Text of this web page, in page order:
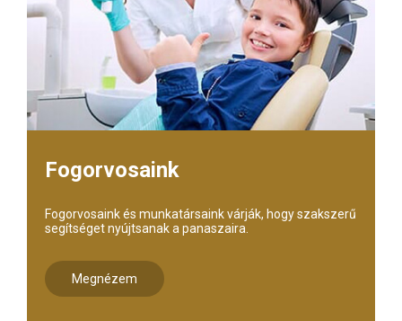
Fogorvosaink
Fogorvosaink és munkatársaink várják, hogy szakszerű
segítséget nyújtsanak a panaszaira.
Megnézem